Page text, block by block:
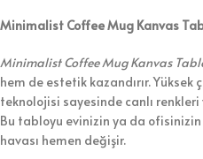
Minimalist Coffee Mug Kanvas
Minimalist Coffee Mug Kanvas
hem de estetik kazandırır.
teknolojisi sayesinde canlı
Bu tabloyu evinizin ya da ofisinizin
havası hemen değişir.